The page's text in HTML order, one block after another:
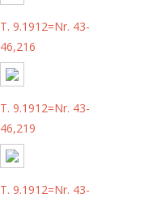
T. 9.1912=Nr. 43-
46,216
T. 9.1912=Nr. 43-
46,219
T. 9.1912=Nr. 43-